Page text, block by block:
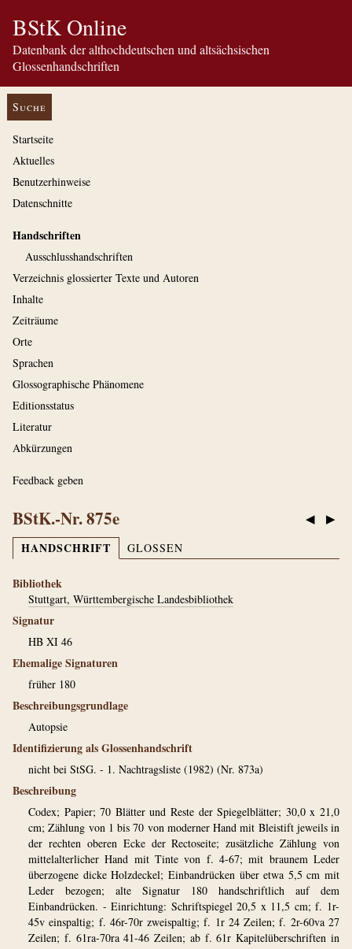
BStK Online
Datenbank der althochdeutschen und altsächsischen
Glossenhandschriften
Suche
Startseite
Aktuelles
Benutzerhinweise
Datenschnitte
Handschriften
Ausschluss­handschriften
Verzeichnis glossierter Texte und Autoren
Inhalte
Zeiträume
Orte
Sprachen
Glossographische Phänomene
Editionsstatus
Literatur
Abkürzungen
Feedback geben
◀ ▶
BStK.-Nr. 875e
HANDSCHRIFT GLOSSEN
Bibliothek
Stuttgart, Württembergische Landesbibliothek
Signatur
HB XI 46
Ehemalige Signaturen
früher 180
Beschreibungsgrundlage
Autopsie
Identifizierung als Glossenhandschrift
nicht bei StSG. - 1. Nachtragsliste (1982) (Nr. 873a)
Beschreibung
Codex; Papier; 70 Blätter und Reste der Spiegelblätter; 30,0 x 21,0
cm; Zählung von 1 bis 70 von moderner Hand mit Bleistift jeweils in
der rechten oberen Ecke der Rectoseite; zusätzliche Zählung von
mittelalterlicher Hand mit Tinte von f. 4-67; mit braunem Leder
überzogene dicke Holzdeckel; Einbandrücken über etwa 5,5 cm mit
Leder bezogen; alte Signatur 180 handschriftlich auf dem
Einbandrücken. - Einrichtung: Schriftspiegel 20,5 x 11,5 cm; f. 1r-
45v einspaltig; f. 46r-70r zweispaltig; f. 1r 24 Zeilen; f. 2r-60va 27
Zeilen; f. 61ra-70ra 41-46 Zeilen; ab f. 61r Kapitelüberschriften in